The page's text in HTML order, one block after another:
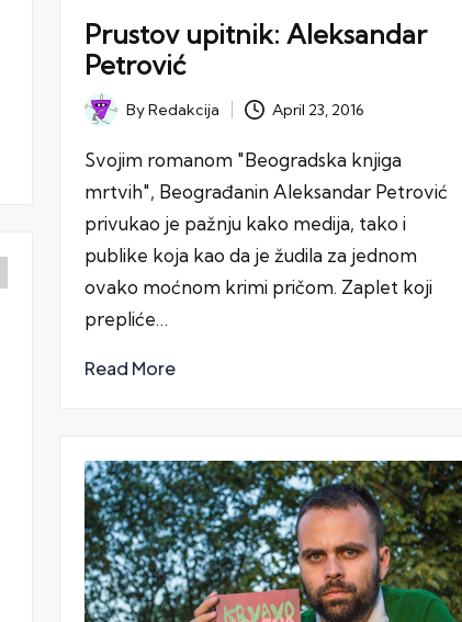
Prustov upitnik: Aleksandar
Petrović
PostedByRedakcija April 23, 2016
Svojim romanom "Beogradska knjiga
mrtvih", Beograđanin Aleksandar Petrović
privukao je pažnju kako medija, tako i
publike koja kao da je žudila za jednom
ovako moćnom krimi pričom. Zaplet koji
prepliće…
Read More